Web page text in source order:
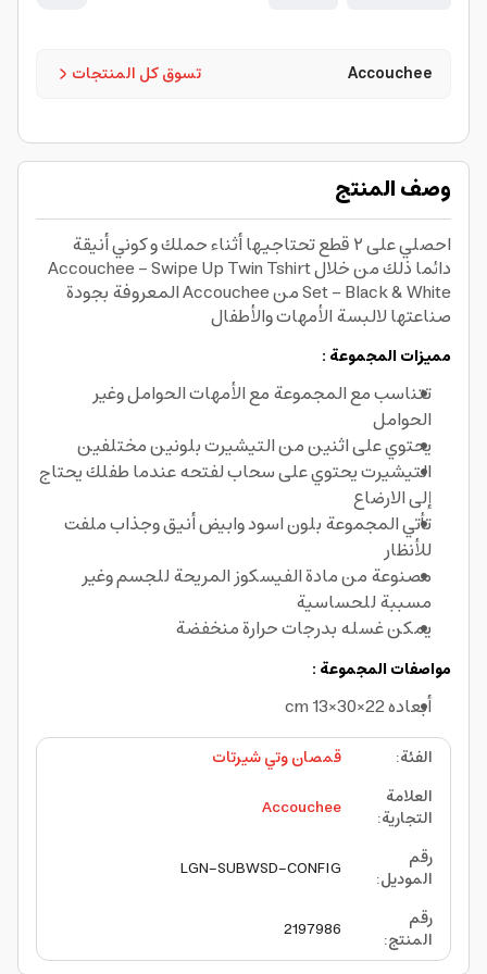
تسوق كل المنتجات Accouchee
وصف المنتج
احصلي على ٢ قطع تحتاجيها أثناء حملك و كوني أنيقة
دائما ذلك من خلال Accouchee - Swipe Up Twin Tshirt
Set - Black & White من Accouchee المعروفة بجودة
صناعتها لالبسة الأمهات والأطفال
مميزات المجموعة :
تتناسب مع المجموعة مع الأمهات الحوامل وغير
الحوامل
يحتوي على اثنين من التيشيرت بلونين مختلفين
التيشيرت يحتوي على سحاب لفتحه عندما طفلك يحتاج
إلى الارضاع
تأتي المجموعة بلون اسود وابيض أنيق وجذاب ملفت
للأنظار
مصنوعة من مادة الفيسكوز المريحة للجسم وغير
مسببة للحساسية
يمكن غسله بدرجات حرارة منخفضة
مواصفات المجموعة :
أبعاده 22×30×13 cm
الفئة:
قمصان وتي شيرتات
العلامة
التجارية:
Accouchee
رقم
الموديل:
LGN-SUBWSD-CONFIG
رقم
المنتج:
2197986